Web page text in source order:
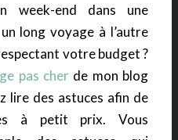
week-end dans une
long voyage à l’autre
votre budget ?
pas cherde mon blog
lire des astuces afin de
à petit prix. Vous